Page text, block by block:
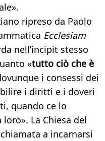
ripreso da Paolo
Ecclesiam
nell’incipit stesso
«tutto ciò che è
i consessi dei
i diritti e i doveri
quando ce lo
La Chiesa del
a incarnarsi